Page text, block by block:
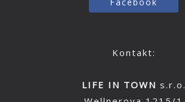
Kontakt:
LIFE IN TOWN s.r.o.